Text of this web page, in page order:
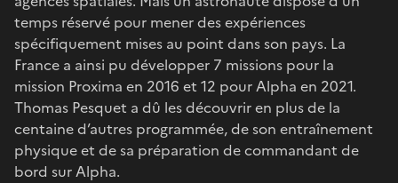
temps réservé pour mener des expériences
spécifiquement mises au point dans son pays. La
France a ainsi pu développer 7 missions pour la
mission Proxima en 2016 et 12 pour Alpha en 2021.
Thomas Pesquet a dû les découvrir en plus de la
centaine d’autres programmée, de son entraînement
physique et de sa préparation de commandant de
bord sur Alpha.